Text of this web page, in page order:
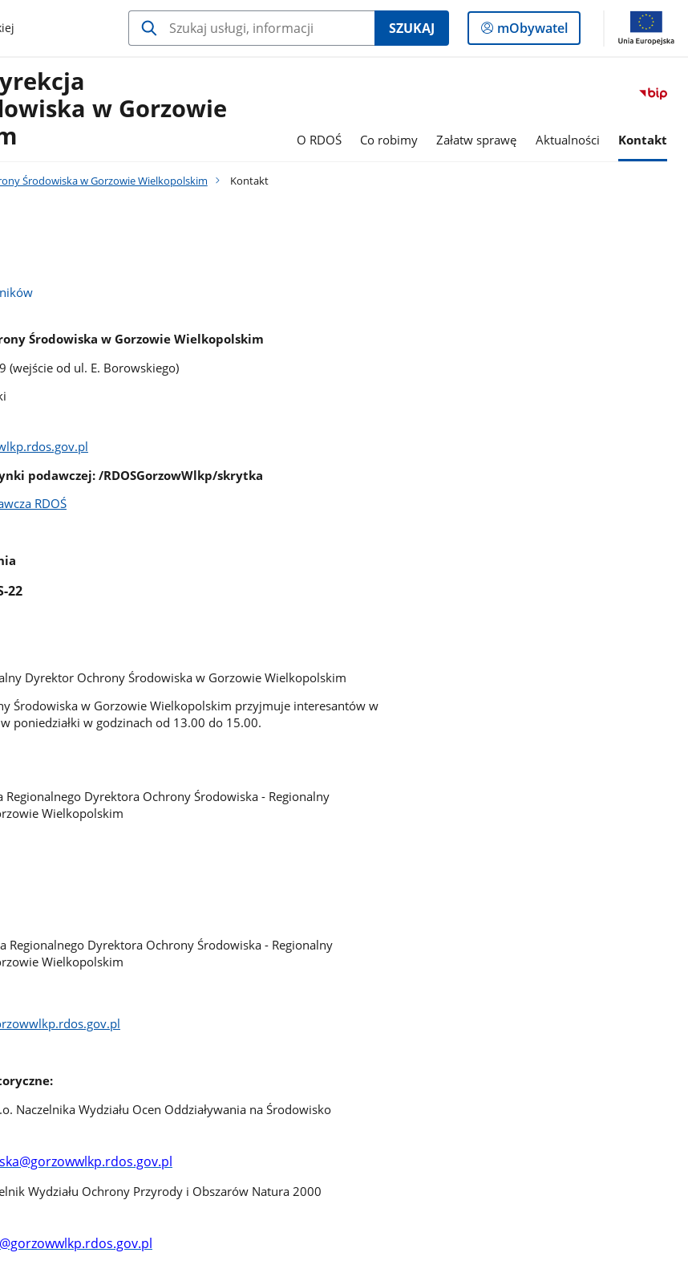
SZUKAJ
Logowanie
do
mObywatel
w Gorzowie
O RDOŚ Co robimy Załatw sprawę Aktualności Kontakt
Środowiska w Gorzowie Wielkopolskim Kontakt
Środowiska w Gorzowie Wielkopolskim
(wejście od ul. E. Borowskiego)
podawczej: /RDOSGorzowWlkp/skrytka
RDOŚ
22
Dyrektor Ochrony Środowiska w Gorzowie Wielkopolskim
Środowiska w Gorzowie Wielkopolskim przyjmuje interesantów w
poniedziałki w godzinach od 13.00 do 15.00.
Regionalnego Dyrektora Ochrony Środowiska - Regionalny
Wielkopolskim
Regionalnego Dyrektora Ochrony Środowiska - Regionalny
Wielkopolskim
Naczelnika Wydziału Ocen Oddziaływania na Środowisko
Wydziału Ochrony Przyrody i Obszarów Natura 2000